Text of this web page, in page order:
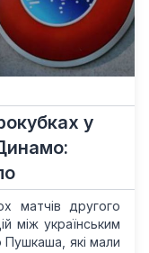
у
матчів другого
між українським
які мали